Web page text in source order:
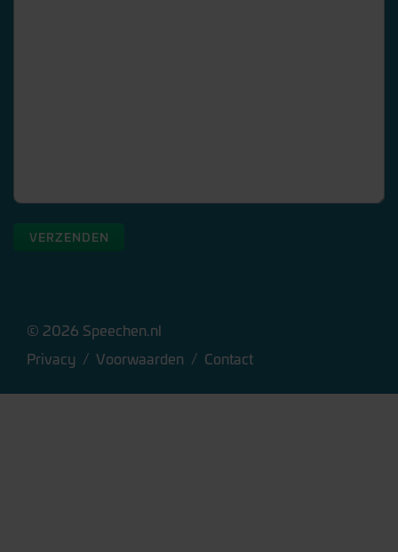
VERZENDEN
© 2026 Speechen.nl
Privacy / Voorwaarden / Contact